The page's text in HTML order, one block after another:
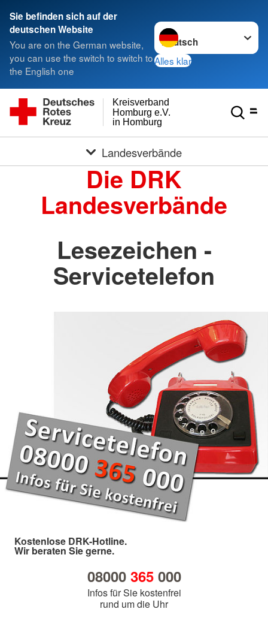
Sie befinden sich auf der
deutschen Website
You are on the German website,
you can use the switch to switch to
the English one
Sprache wechseln zu
Alles klar
in Homburg
Homburg e.V.
Kreisverband
Landesverbände
Die DRK
Landesverbände
Lesezeichen -
Servicetelefon
Kostenlose DRK-Hotline.
Wir beraten Sie gerne.
08000 365000
Infos für Sie kostenfrei
rund um die Uhr